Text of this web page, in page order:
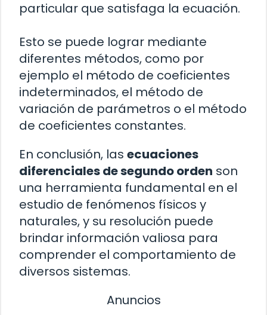
particular que satisfaga la ecuación.
Esto se puede lograr mediante
diferentes métodos, como por
ejemplo el método de coeficientes
indeterminados, el método de
variación de parámetros o el método
de coeficientes constantes.
En conclusión, las ecuaciones
diferenciales de segundo orden son
una herramienta fundamental en el
estudio de fenómenos físicos y
naturales, y su resolución puede
brindar información valiosa para
comprender el comportamiento de
diversos sistemas.
Anuncios